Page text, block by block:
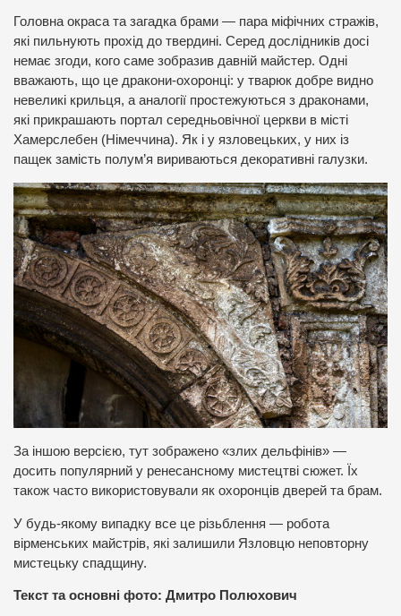
Головна окраса та загадка брами — пара міфічних стражів,
які пильнують прохід до твердині. Серед дослідників досі
немає згоди, кого саме зобразив давній майстер. Одні
вважають, що це дракони-охоронці: у тварюк добре видно
невеликі крильця, а аналогії простежуються з драконами,
які прикрашають портал середньовічної церкви в місті
Хамерслебен (Німеччина). Як і у язловецьких, у них із
пащек замість полум’я вириваються декоративні галузки.
За іншою версією, тут зображено «злих дельфінів» —
досить популярний у ренесансному мистецтві сюжет. Їх
також часто використовували як охоронців дверей та брам.
У будь-якому випадку все це різьблення — робота
вірменських майстрів, які залишили Язловцю неповторну
мистецьку спадщину.
Текст та основні фото: Дмитро Полюхович